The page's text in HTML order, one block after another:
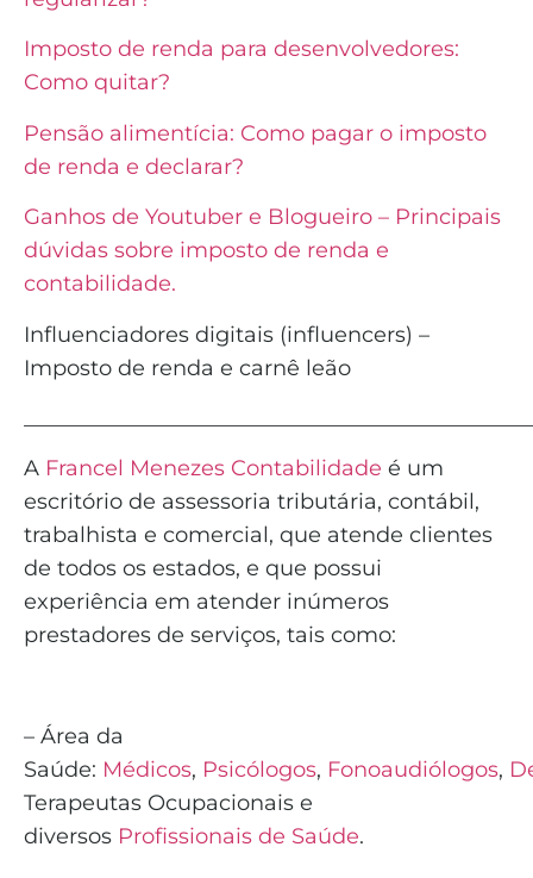
Imposto de renda para desenvolvedores:
Como quitar?
Pensão alimentícia: Como pagar o imposto
de renda e declarar?
Ganhos de Youtuber e Blogueiro – Principais
dúvidas sobre imposto de renda e
contabilidade.
Influenciadores digitais (influencers) –
Imposto de renda e carnê leão
A Francel Menezes Contabilidade é um
escritório de assessoria tributária, contábil,
trabalhista e comercial, que atende clientes
de todos os estados, e que possui
experiência em atender inúmeros
prestadores de serviços, tais como:
– Área da
Saúde: Médicos, Psicólogos, Fonoaudiólogos,
Terapeutas Ocupacionais e
diversos Profissionais de Saúde.